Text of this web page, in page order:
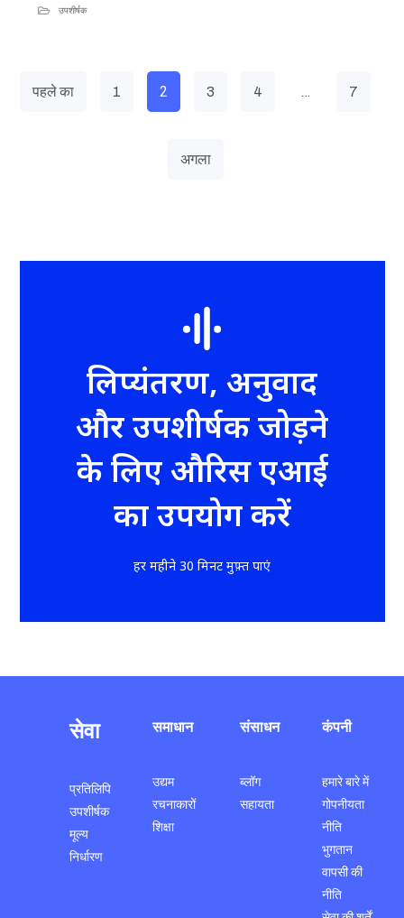
उपशीर्षक
पहले का 1 2 3 4 … 7
अगला
लिप्यंतरण, अनुवाद
और उपशीर्षक जोड़ने
के लिए औरिस एआई
का उपयोग करें
हर महीने 30 मिनट मुफ़्त पाएं
सेवा
प्रतिलिपि
उपशीर्षक
मूल्य
निर्धारण
समाधान
उद्यम
रचनाकारों
शिक्षा
संसाधन
ब्लॉग
सहायता
कंपनी
हमारे बारे में
गोपनीयता
नीति
भुगतान
वापसी की
नीति